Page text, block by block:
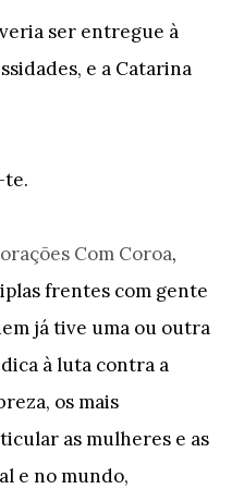
ser entregue à
e a Catarina
te.
Com Coroa,
frentes com gente
já tive uma ou outra
à luta contra a
os mais
as mulheres e as
e no mundo,